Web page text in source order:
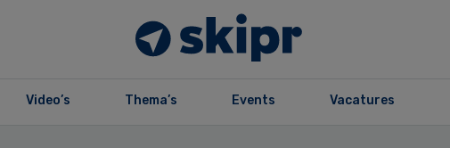
Video’s Thema’s Events Vacatures